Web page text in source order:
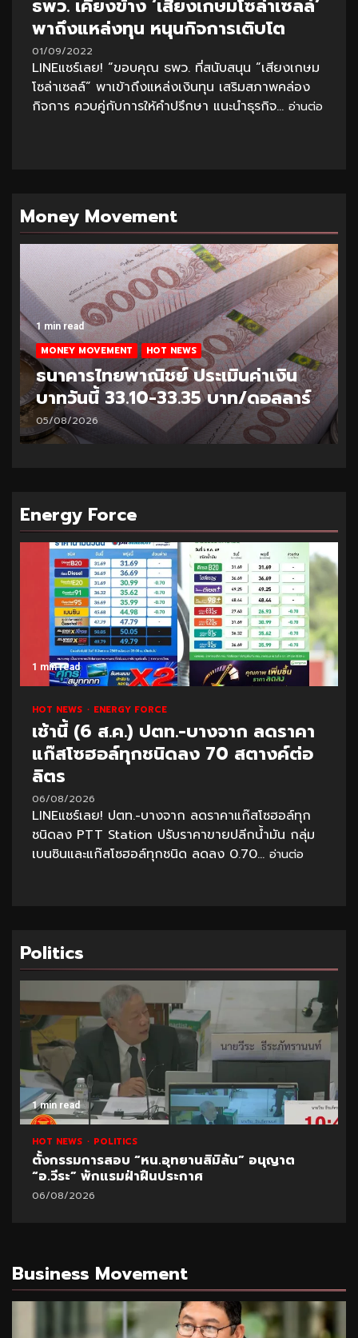
ธพว. เคียงข้าง ‘เสียงเกษมโซล่าเซลล์’
พาถึงแหล่งทุน หนุนกิจการเติบโต
01/09/2022
LINEแชร์เลย! “ขอบคุณ ธพว. ที่สนับสนุน “เสียงเกษม
โซล่าเซลล์” พาเข้าถึงแหล่งเงินทุน เสริมสภาพคล่อง
กิจการ ควบคู่กับการให้คำปรึกษา แนะนำธุรกิจ... อ่านต่อ
Money Movement
1 min read
MONEY MOVEMENT HOT NEWS
ธนาคารไทยพาณิชย์ ประเมินค่าเงิน
บาทวันนี้ 33.10-33.35 บาท/ดอลลาร์
05/08/2026
Energy Force
1 min read
HOT NEWS ENERGY FORCE
เช้านี้ (6 ส.ค.) ปตท.-บางจาก ลดราคา
แก๊สโซฮอล์ทุกชนิดลง 70 สตางค์ต่อ
ลิตร
06/08/2026
LINEแชร์เลย! ปตท.-บางจาก ลดราคาแก๊สโซฮอล์ทุก
ชนิดลง PTT Station ปรับราคาขายปลีกน้ำมัน กลุ่ม
เบนซินและแก๊สโซฮอล์ทุกชนิด ลดลง 0.70... อ่านต่อ
Politics
1 min read
HOT NEWS POLITICS
ตั้งกรรมการสอบ “หน.อุทยานสิมิลัน” อนุญาต
“อ.วีระ” พักแรมฝ่าฝืนประกาศ
06/08/2026
Business Movement